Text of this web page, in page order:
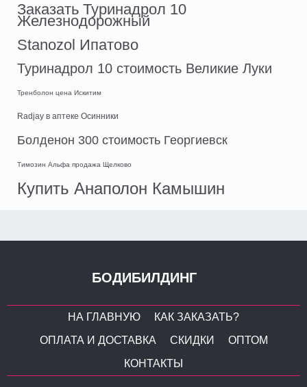
Заказать Туринадрол 10
Железнодорожный
Stanozol Ипатово
Туринадрол 10 стоимость Великие Луки
Тренболон цена Искитим
Radjay в аптеке Осинники
Болденон 300 стоимость Георгиевск
Tимозин Альфа продажа Щелково
Купить Анаполон Камышин
БОДИБИЛДИНГ
НА ГЛАВНУЮ
КАК ЗАКАЗАТЬ?
ОПЛАТА И ДОСТАВКА
СКИДКИ
ОПТОМ
КОНТАКТЫ